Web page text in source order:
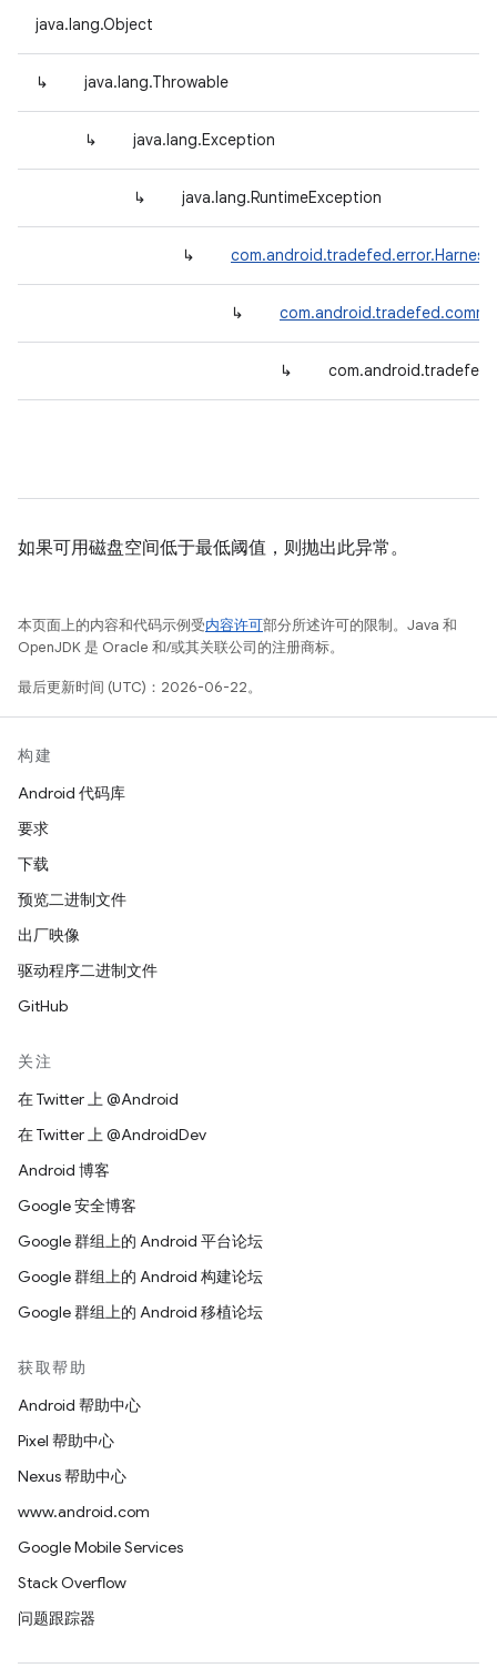
java.lang.Object
↳ java.lang.Throwable
↳ java.lang.Exception
↳ java.lang.RuntimeException
↳
↳
↳
如果可用磁盘空间低于最低阈值，则抛出此异常。
本页面上的内容和代码示例受内容许可部分所述许可的限制。Java 和
OpenJDK 是 Oracle 和/或其关联公司的注册商标。
最后更新时间 (UTC)：2026-06-22。
构建
Android 代码库
要求
下载
预览二进制文件
出厂映像
驱动程序二进制文件
GitHub
关注
在 Twitter 上 @Android
在 Twitter 上 @AndroidDev
Android 博客
Google 安全博客
Google 群组上的 Android 平台论坛
Google 群组上的 Android 构建论坛
Google 群组上的 Android 移植论坛
获取帮助
Android 帮助中心
Pixel 帮助中心
Nexus 帮助中心
www.android.com
Google Mobile Services
Stack Overflow
问题跟踪器